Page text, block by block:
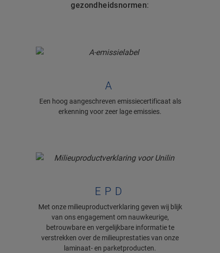
gezondheidsnormen:
A
Een hoog aangeschreven emissiecertificaat als
erkenning voor zeer lage emissies.
EPD
Met onze milieuproductverklaring geven wij blijk
van ons engagement om nauwkeurige,
betrouwbare en vergelijkbare informatie te
verstrekken over de milieuprestaties van onze
laminaat- en parketproducten.